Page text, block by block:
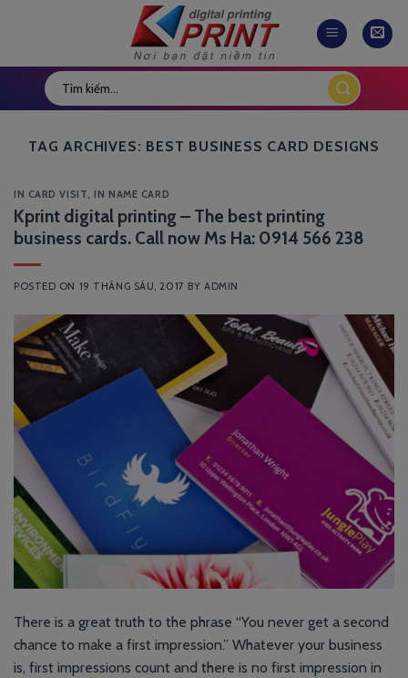
TAG ARCHIVES: BEST BUSINESS CARD DESIGNS
IN CARD VISIT,IN NAME CARD
Kprint digital printing – The best printing
business cards. Call now Ms Ha: 0914 566 238
POSTED ON 19 THÁNG SÁU, 2017 BY ADMIN
There is a great truth to the phrase “You never get a second
chance to make a first impression.” Whatever your business
is, first impressions count and there is no first impression in